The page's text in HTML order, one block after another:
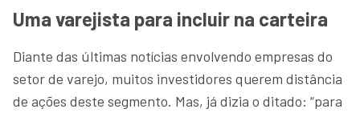
Uma varejista para incluir na carteira
Diante das últimas notícias envolvendo empresas do
setor de varejo, muitos investidores querem distância
de ações deste segmento. Mas, já dizia o ditado: “para